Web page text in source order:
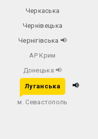
Черкаська
Чернівецька
Чернігівська 📢
АР Крим
Донецька 📢
Луганська 📢
м. Севастополь